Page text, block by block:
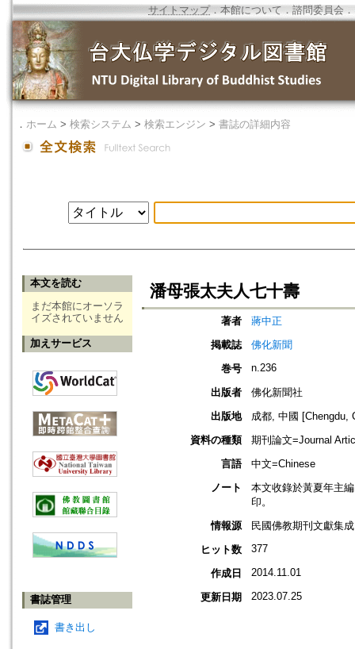
サイトマップ．本館について ． 諮問委員会 ．
． ホーム > 検索システム > 検索エンジン > 書誌の詳細内容
本文を読む
まだ本館にオーソラ
イズされていません
加えサービス
書誌管理
書き出し
潘母張太夫人七十壽
著者
蔣中正
掲載誌
佛化新聞
巻号
n.236
出版者
佛化新聞社
出版地
成都, 中國 [Chengdu,
資料の種類
期刊論文=Journal
言語
中文=Chinese
ノート
本文收錄於黃夏年主
印。
情報源
民國佛教期刊文獻集
ヒット数
377
作成日 2014.11.01
更新日期 2023.07.25